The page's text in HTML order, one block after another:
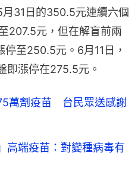
31日的350.5元連續六個
207.5元，但在解盲前兩
至250.5元。6月11日，
即漲停在275.5元。
萬劑疫苗 台民眾送感謝
高端疫苗：對變種病毒有